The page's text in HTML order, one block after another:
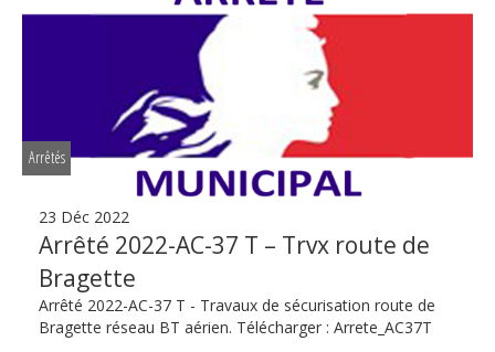
Arrêtés
23 Déc 2022
Arrêté 2022-AC-37 T – Trvx route de
Bragette
Arrêté 2022-AC-37 T - Travaux de sécurisation route de
Bragette réseau BT aérien. Télécharger : Arrete_AC37T